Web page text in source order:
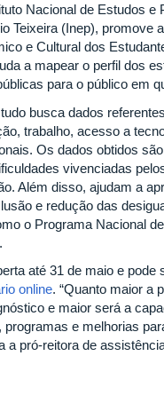
Nacional de Estudos e
Teixeira (Inep), promove
e Cultural dos
a mapear o perfil dos
para o público em
busca dados
trabalho, acesso a
Os dados obtidos
vivenciadas
Além disso, ajudam a
e redução das
o Programa Nacional
até 31 de maio e pode
online. “Quanto maior a
e maior será a
programas e melhorias
a pró-reitora de